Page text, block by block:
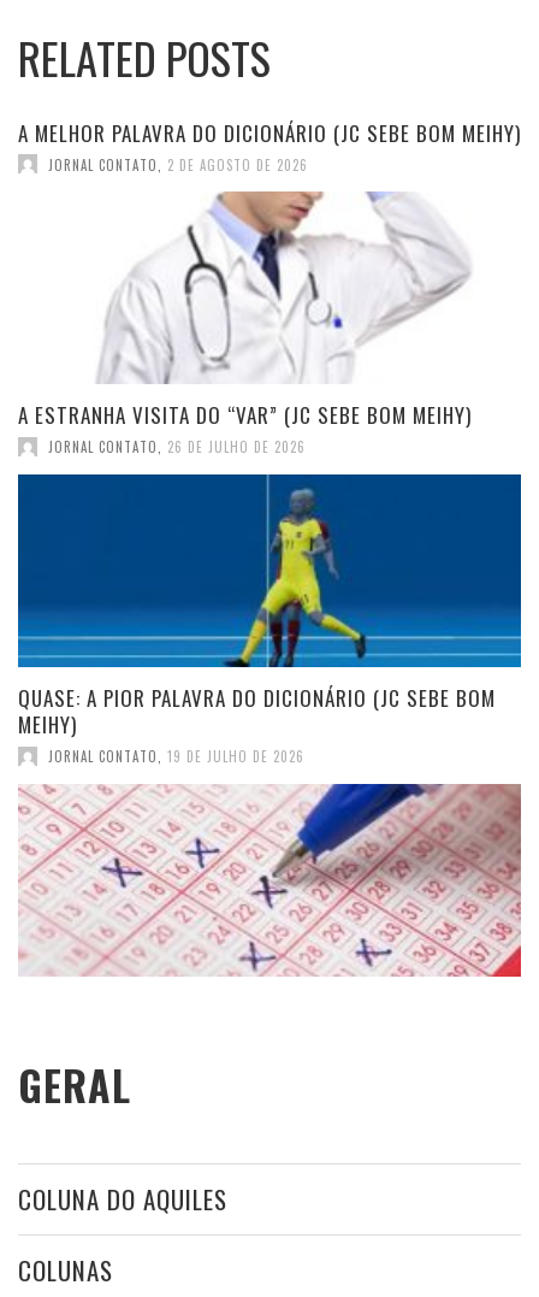
RELATED POSTS
A MELHOR PALAVRA DO DICIONÁRIO (JC SEBE BOM MEIHY)
JORNAL CONTATO 2 DE AGOSTO DE 2026
A ESTRANHA VISITA DO “VAR” (JC SEBE BOM MEIHY)
JORNAL CONTATO, 26 DE JULHO DE 2026
QUASE: A PIOR PALAVRA DO DICIONÁRIO (JC SEBE BOM
MEIHY)
JORNAL CONTATO 19 DE JULHO DE 2026
GERAL
COLUNA DO AQUILES
COLUNAS